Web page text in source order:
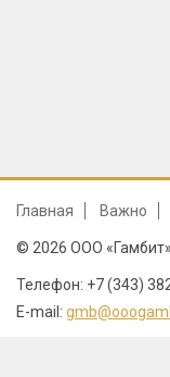
Главная Важно
© 2026 ООО «Гамбит»
Телефон: +7 (343)
E-mail: